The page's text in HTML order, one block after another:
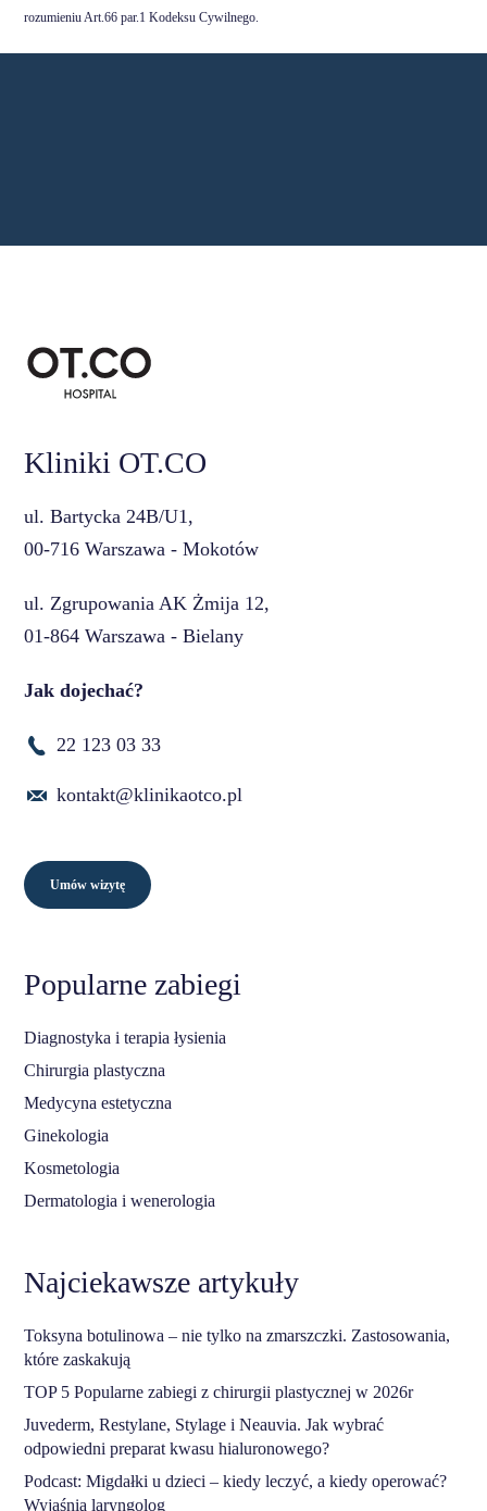
rozumieniu Art.66 par.1 Kodeksu Cywilnego.
Kliniki OT.CO
ul. Bartycka 24B/U1,
00-716 Warszawa - Mokotów
ul. Zgrupowania AK Żmija 12,
01-864 Warszawa - Bielany
Jak dojechać?
22 123 03 33
kontakt@klinikaotco.pl
Umów wizytę
Popularne zabiegi
Diagnostyka i terapia łysienia
Chirurgia plastyczna
Medycyna estetyczna
Ginekologia
Kosmetologia
Dermatologia i wenerologia
Najciekawsze artykuły
Toksyna botulinowa – nie tylko na zmarszczki. Zastosowania,
które zaskakują
TOP 5 Popularne zabiegi z chirurgii plastycznej w 2026r
Juvederm, Restylane, Stylage i Neauvia. Jak wybrać
odpowiedni preparat kwasu hialuronowego?
Podcast: Migdałki u dzieci – kiedy leczyć, a kiedy operować?
Wyjaśnia laryngolog